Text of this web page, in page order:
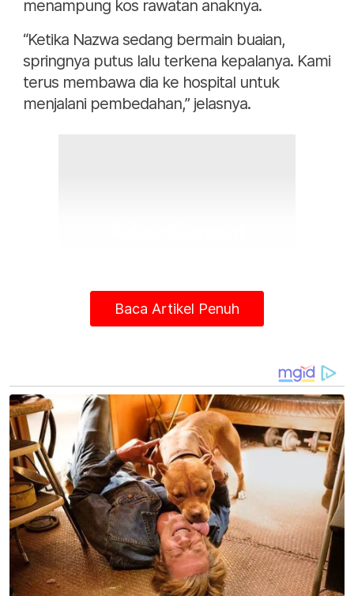
menampung kos rawatan anaknya.
“Ketika Nazwa sedang bermain buaian,
springnya putus lalu terkena kepalanya. Kami
terus membawa dia ke hospital untuk
menjalani pembedahan,” jelasnya.
Bagaimanapun, mereka terpaksa meminta
bantuan orang ramai untuk menampung kos
rawatan tersebut kerana kekurangan dana.
Artikel Berkaitan:
6 kanak-kanak antara 8 terperangkap dalam kereta
kabel
Kanak-kanak sembilan tahun kes termuda lahir anak
luar nikah
Tukang cuci maut putus kepala jatuh tingkat 29
Muat turun aplikasi Sinar Harian.Klik di sini!
Baca Artikel Penuh